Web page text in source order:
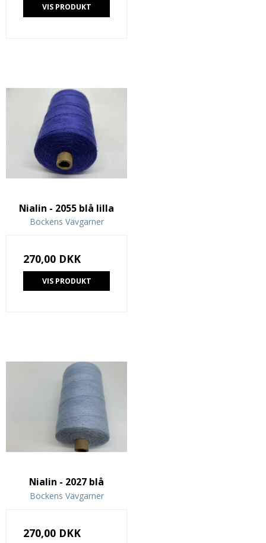
VIS PRODUKT
Nialin - 2055 blå lilla
Bockens Vävgarner
270,00 DKK
VIS PRODUKT
Nialin - 2027 blå
Bockens Vävgarner
270,00 DKK